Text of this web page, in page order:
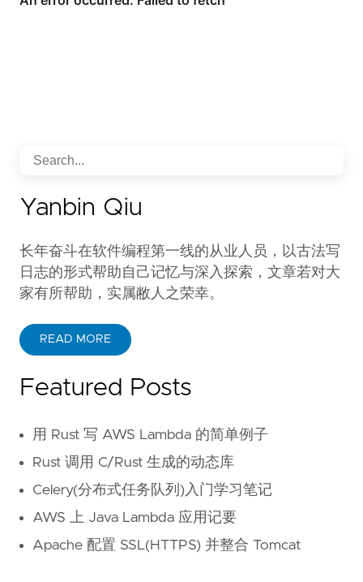
Yanbin Qiu
长年奋斗在软件编程第一线的从业人员，以古法写
日志的形式帮助自己记忆与深入探索，文章若对大
家有所帮助，实属敝人之荣幸。
READ MORE
Featured Posts
用 Rust 写 AWS Lambda 的简单例子
Rust 调用 C/Rust 生成的动态库
Celery(分布式任务队列)入门学习笔记
AWS 上 Java Lambda 应用记要
Apache 配置 SSL(HTTPS) 并整合 Tomcat